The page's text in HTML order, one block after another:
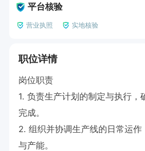
平台核验
营业执照 实地核验
职位详情
岗位职责
1. 负责生产计划的制定与执行，
完成。
2. 组织并协调生产线的日常运作
与产能。